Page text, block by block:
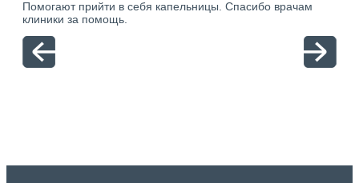
Помогают прийти в себя капельницы. Спасибо врачам
клиники за помощь.